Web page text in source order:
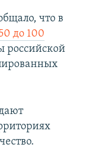
что в
до 100
российской